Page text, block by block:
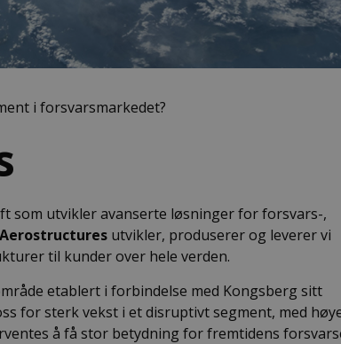
i forsvarsmarkedet?
som utvikler avanserte løsninger for forsvars-,
utvikler, produserer og leverer vi
til kunder over hele verden.
etablert i forbindelse med Kongsberg sitt
for sterk vekst i et disruptivt segment, med
å få stor betydning for fremtidens